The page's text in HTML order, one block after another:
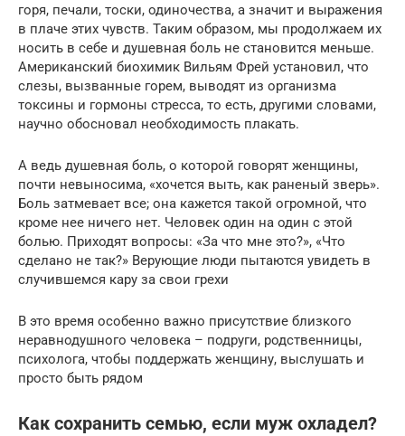
горя, печали, тоски, одиночества, а значит и выражения
в плаче этих чувств. Таким образом, мы продолжаем их
носить в себе и душевная боль не становится меньше.
Американский биохимик Вильям Фрей установил, что
слезы, вызванные горем, выводят из организма
токсины и гормоны стресса, то есть, другими словами,
научно обосновал необходимость плакать.
А ведь душевная боль, о которой говорят женщины,
почти невыносима, «хочется выть, как раненый зверь».
Боль затмевает все; она кажется такой огромной, что
кроме нее ничего нет. Человек один на один с этой
болью. Приходят вопросы: «За что мне это?», «Что
сделано не так?» Верующие люди пытаются увидеть в
случившемся кару за свои грехи
В это время особенно важно присутствие близкого
неравнодушного человека – подруги, родственницы,
психолога, чтобы поддержать женщину, выслушать и
просто быть рядом
Как сохранить семью, если муж охладел?